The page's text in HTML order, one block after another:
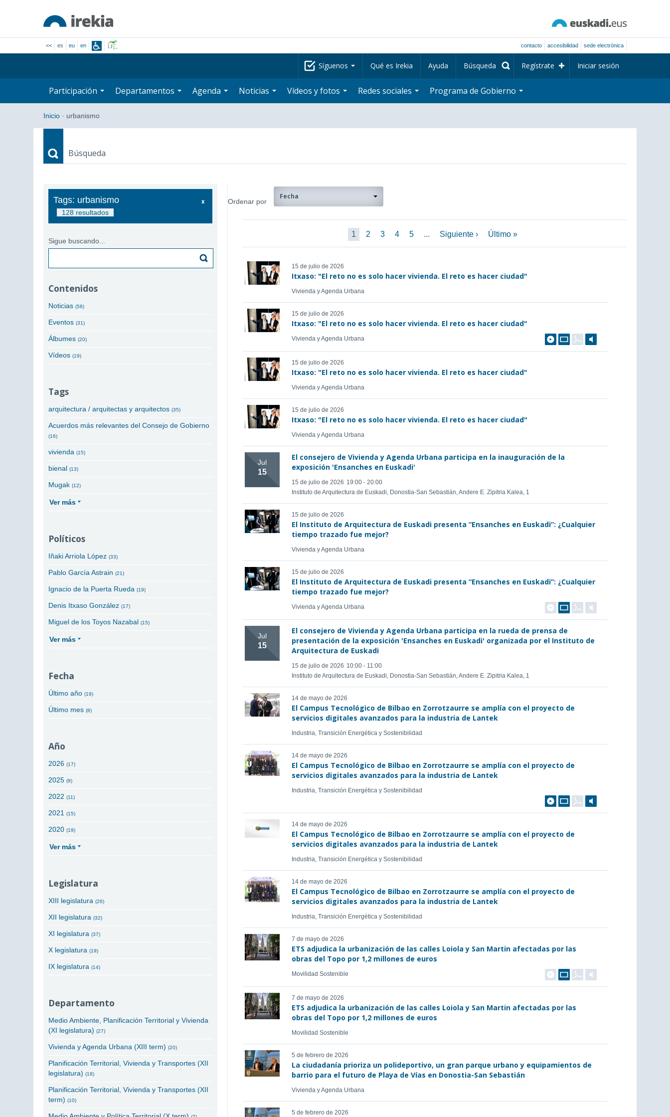
<< es eu en contacto accesibilidad sede electrónica
Síguenos Qué es Irekia Ayuda Búsqueda Regístrate Iniciar sesión
Participación Departamentos Agenda Noticias Vídeos y fotos Redes sociales Programa de Gobierno
Inicio · urbanismo
Búsqueda
Búsqueda
Tags: urbanismo
128 resultados
Sigue buscando...
Contenidos
Noticias(58)
Eventos(31)
Álbumes(20)
Vídeos(19)
Tags
arquitectura / arquitectas y arquitectos(35)
Acuerdos más relevantes del Consejo de Gobierno
(16)
vivienda(15)
bienal(13)
Mugak(12)
Ver más
Políticos
Iñaki Arriola López(33)
Pablo García Astrain(21)
Ignacio de la Puerta Rueda(19)
Denis Itxaso González(17)
Miguel de los Toyos Nazabal(15)
Ver más
Fecha
Último año(19)
Último mes(8)
Año
2026(17)
2025(9)
2022(11)
2021(15)
2020(19)
Ver más
Legislatura
XIII legislatura(26)
XII legislatura(32)
XI legislatura(37)
X legislatura(19)
IX legislatura(14)
Departamento
Medio Ambiente, Planificación Territorial y Vivienda
(XI legislatura)(27)
Vivienda y Agenda Urbana (XIII term)(20)
Planificación Territorial, Vivienda y Transportes (XII
legislatura)(18)
Planificación Territorial, Vivienda y Transportes (XII
term)(10)
Ordenar por
Fecha
1 2 3 4 5 ... Siguiente › Último »
15 de julio de 2026
Itxaso: "El reto no es solo hacer vivienda. El reto es hacer ciudad"
Vivienda y Agenda Urbana
15 de julio de 2026
Itxaso: "El reto no es solo hacer vivienda. El reto es hacer ciudad"
Vivienda y Agenda Urbana
15 de julio de 2026
Itxaso: "El reto no es solo hacer vivienda. El reto es hacer ciudad"
Vivienda y Agenda Urbana
15 de julio de 2026
Itxaso: "El reto no es solo hacer vivienda. El reto es hacer ciudad"
Vivienda y Agenda Urbana
Jul
15
El consejero de Vivienda y Agenda Urbana participa en la inauguración de la
exposición 'Ensanches en Euskadi'
15 de julio de 2026 19:00 - 20:00
Instituto de Arquitectura de Euskadi, Donostia-San Sebastián, Andere E. Zipitria Kalea, 1
15 de julio de 2026
El Instituto de Arquitectura de Euskadi presenta “Ensanches en Euskadi”: ¿Cualquier
tiempo trazado fue mejor?
Vivienda y Agenda Urbana
15 de julio de 2026
El Instituto de Arquitectura de Euskadi presenta “Ensanches en Euskadi”: ¿Cualquier
tiempo trazado fue mejor?
Vivienda y Agenda Urbana
Jul
15
El consejero de Vivienda y Agenda Urbana participa en la rueda de prensa de
presentación de la exposición 'Ensanches en Euskadi' organizada por el Instituto de
Arquitectura de Euskadi
15 de julio de 2026 10:00 - 11:00
Instituto de Arquitectura de Euskadi, Donostia-San Sebastián, Andere E. Zipitria Kalea, 1
14 de mayo de 2026
El Campus Tecnológico de Bilbao en Zorrotzaurre se amplía con el proyecto de
servicios digitales avanzados para la industria de Lantek
Industria, Transición Energética y Sostenibilidad
14 de mayo de 2026
El Campus Tecnológico de Bilbao en Zorrotzaurre se amplía con el proyecto de
servicios digitales avanzados para la industria de Lantek
Industria, Transición Energética y Sostenibilidad
14 de mayo de 2026
El Campus Tecnológico de Bilbao en Zorrotzaurre se amplía con el proyecto de
servicios digitales avanzados para la industria de Lantek
Industria, Transición Energética y Sostenibilidad
14 de mayo de 2026
El Campus Tecnológico de Bilbao en Zorrotzaurre se amplía con el proyecto de
servicios digitales avanzados para la industria de Lantek
Industria, Transición Energética y Sostenibilidad
7 de mayo de 2026
ETS adjudica la urbanización de las calles Loiola y San Martin afectadas por las
obras del Topo por 1,2 millones de euros
Movilidad Sostenible
7 de mayo de 2026
ETS adjudica la urbanización de las calles Loiola y San Martin afectadas por las
obras del Topo por 1,2 millones de euros
Movilidad Sostenible
5 de febrero de 2026
La ciudadanía prioriza un polideportivo, un gran parque urbano y equipamientos de
barrio para el futuro de Playa de Vías en Donostia-San Sebastián
Vivienda y Agenda Urbana
5 de febrero de 2026